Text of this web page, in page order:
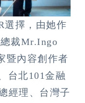
選擇，由她作
裁Mr.Ingo
暨內容創作者
台北101金融
經理、台灣子